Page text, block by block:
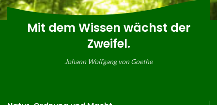
Mit dem Wissen wächst der
Zweifel.
Johann Wolfgang von Goethe